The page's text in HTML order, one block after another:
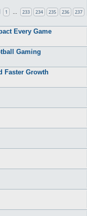
1 … 233 234 235 236 237
Every Game
Gaming
Faster Growth